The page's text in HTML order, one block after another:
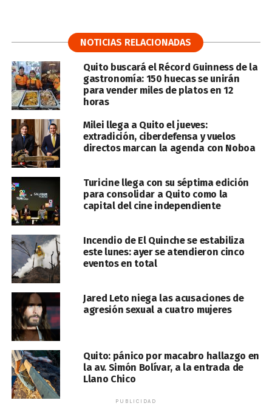
NOTICIAS RELACIONADAS
Quito buscará el Récord Guinness de la
gastronomía: 150 huecas se unirán
para vender miles de platos en 12
horas
Milei llega a Quito el jueves:
extradición, ciberdefensa y vuelos
directos marcan la agenda con Noboa
Turicine llega con su séptima edición
para consolidar a Quito como la
capital del cine independiente
Incendio de El Quinche se estabiliza
este lunes: ayer se atendieron cinco
eventos en total
Jared Leto niega las acusaciones de
agresión sexual a cuatro mujeres
Quito: pánico por macabro hallazgo en
la av. Simón Bolívar, a la entrada de
Llano Chico
PUBLICIDAD